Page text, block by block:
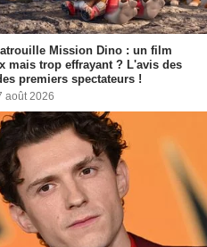
Mission Dino : un film
mais trop effrayant ? L'avis des
premiers spectateurs !
août 2026